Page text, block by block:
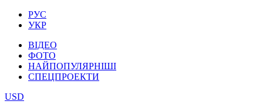
РУС
УКР
ВІДЕО
ФОТО
НАЙПОПУЛЯРНІШІ
СПЕЦПРОЕКТИ
USD